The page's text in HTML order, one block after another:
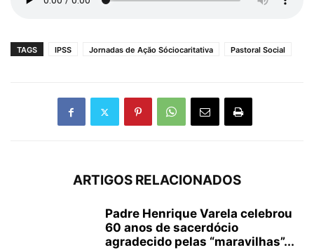
TAGS IPSS Jornadas de Ação Sóciocaritativa Pastoral Social
ARTIGOS RELACIONADOS
Padre Henrique Varela celebrou
60 anos de sacerdócio
agradecido pelas “maravilhas”...